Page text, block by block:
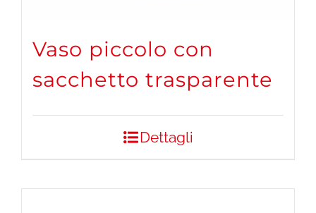
Vaso piccolo con
sacchetto trasparente
Dettagli